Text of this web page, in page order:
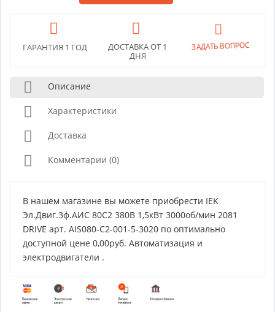
ГАРАНТИЯ 1 ГОД
ДОСТАВКА ОТ 1
ДНЯ
ЗАДАТЬ ВОПРОС
Описание
Характеристики
Доставка
Комментарии (0)
В нашем магазине вы можете приобрести IEK
Эл.Двиг.3ф.АИС 80C2 380В 1,5кВт 3000об/мин 2081
DRIVE арт. AIS080-C2-001-5-3020 по оптимально
доступной цене 0,00руб. Автоматизация и
электродвигатели .